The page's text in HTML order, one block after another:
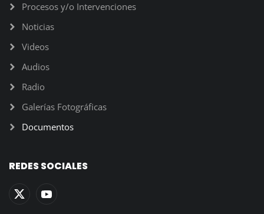
Procesos y/o Intervenciones
Noticias
Videos
Audios
Radio
Galerías Fotográficas
Documentos
REDES SOCIALES